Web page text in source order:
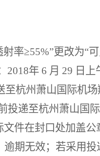
射率≥55%”更改为“
2018年6 月 29 日上
至杭州萧山国际机
投递至杭州萧山国
件在封口处加盖公
期无效；若采用